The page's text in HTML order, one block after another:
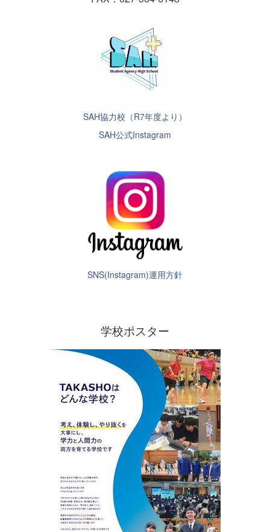
SAH協力校（R7年度より）
SAH公式Instagram
SNS(Instagram)運用方針
学校ポスター